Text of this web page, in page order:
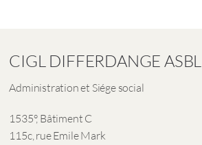
CIGL DIFFERDANGE ASBL
Administration et Siége social
1535°, Bâtiment C
115c, rue Emile Mark